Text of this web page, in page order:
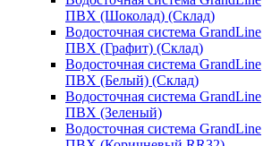
ПВХ (Шоколад) (Склад)
Водосточная система GrandLine
ПВХ (Графит) (Склад)
Водосточная система GrandLine
ПВХ (Белый) (Склад)
Водосточная система GrandLine
ПВХ (Зеленый)
Водосточная система GrandLine